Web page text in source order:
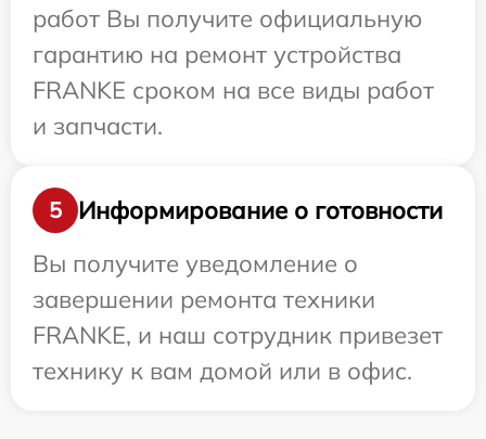
работ Вы получите официальную
гарантию на ремонт устройства
FRANKE сроком на все виды работ
и запчасти.
5
Информирование о готовности
Вы получите уведомление о
завершении ремонта техники
FRANKE, и наш сотрудник привезет
технику к вам домой или в офис.